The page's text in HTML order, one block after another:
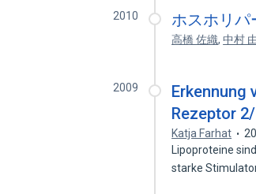
2010 ホスホリ
高橋 佐織,中村
2009
Erkennung
Rezeptor
Katja Farhat
Lipoproteine
starke